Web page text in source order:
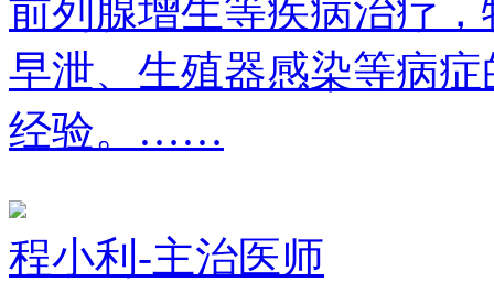
前列腺增生等疾病治疗
早泄、生殖器感染等病
经验。……
程小利-主治医师